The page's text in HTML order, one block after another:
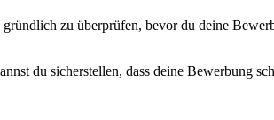
zu überprüfen, bevor du deine
du sicherstellen, dass deine Bewerbung